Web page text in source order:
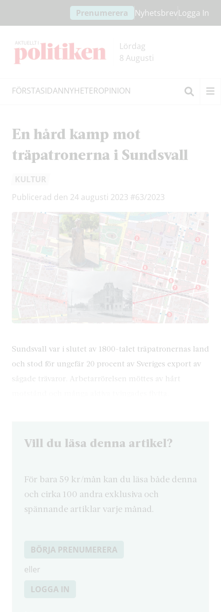
innehållet
headern
Prenumerera NyhetsbrevLogga In
Lördag
8 Augusti
FÖRSTASIDANNYHETEROPINION
En hård kamp mot
träpatronerna i Sundsvall
KULTUR
Publicerad den 24 augusti 2023 #63/2023
Sundsvall var i slutet av 1800-talet träpatronernas land
och stod för ungefär 20 procent av Sveriges export av
sågade trävaror. Arbetarrörelsen möttes av hårt
Vill du läsa denna artikel?
För bara 59 kr/mån kan du läsa både denna
och cirka 100 andra exklusiva och
spännande artiklar varje månad.
BÖRJA PRENUMERERA
eller
LOGGA IN